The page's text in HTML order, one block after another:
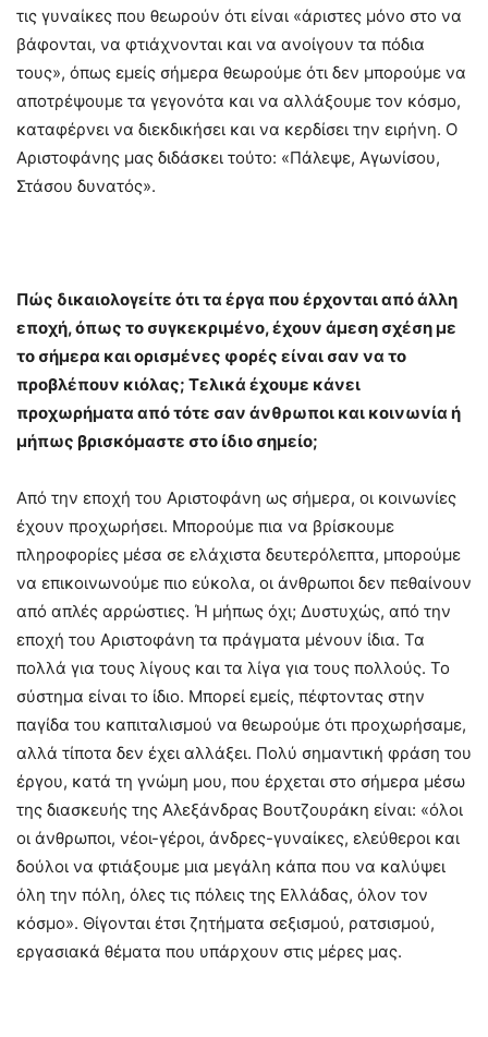
τις γυναίκες που θεωρούν ότι είναι «άριστες μόνο στο να
βάφονται, να φτιάχνονται και να ανοίγουν τα πόδια
τους», όπως εμείς σήμερα θεωρούμε ότι δεν μπορούμε να
αποτρέψουμε τα γεγονότα και να αλλάξουμε τον κόσμο,
καταφέρνει να διεκδικήσει και να κερδίσει την ειρήνη. Ο
Αριστοφάνης μας διδάσκει τούτο: «Πάλεψε, Αγωνίσου,
Στάσου δυνατός».
Πώς δικαιολογείτε ότι τα έργα που έρχονται από άλλη
εποχή, όπως το συγκεκριμένο, έχουν άμεση σχέση με
το σήμερα και ορισμένες φορές είναι σαν να το
προβλέπουν κιόλας; Τελικά έχουμε κάνει
προχωρήματα από τότε σαν άνθρωποι και κοινωνία ή
μήπως βρισκόμαστε στο ίδιο σημείο;
Από την εποχή του Αριστοφάνη ως σήμερα, οι κοινωνίες
έχουν προχωρήσει. Μπορούμε πια να βρίσκουμε
πληροφορίες μέσα σε ελάχιστα δευτερόλεπτα, μπορούμε
να επικοινωνούμε πιο εύκολα, οι άνθρωποι δεν πεθαίνουν
από απλές αρρώστιες. Ή μήπως όχι; Δυστυχώς, από την
εποχή του Αριστοφάνη τα πράγματα μένουν ίδια. Τα
πολλά για τους λίγους και τα λίγα για τους πολλούς. Το
σύστημα είναι το ίδιο. Μπορεί εμείς, πέφτοντας στην
παγίδα του καπιταλισμού να θεωρούμε ότι προχωρήσαμε,
αλλά τίποτα δεν έχει αλλάξει. Πολύ σημαντική φράση του
έργου, κατά τη γνώμη μου, που έρχεται στο σήμερα μέσω
της διασκευής της Αλεξάνδρας Βουτζουράκη είναι: «όλοι
οι άνθρωποι, νέοι-γέροι, άνδρες-γυναίκες, ελεύθεροι και
δούλοι να φτιάξουμε μια μεγάλη κάπα που να καλύψει
όλη την πόλη, όλες τις πόλεις της Ελλάδας, όλον τον
κόσμο». Θίγονται έτσι ζητήματα σεξισμού, ρατσισμού,
εργασιακά θέματα που υπάρχουν στις μέρες μας.